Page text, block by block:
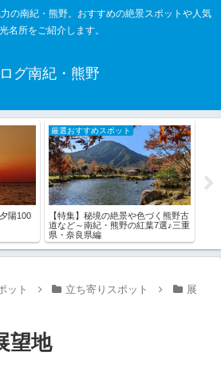
の南紀・熊野。おすすめの絶景スポットや人気
名所をご紹介します。
グ南紀・熊野
陽100
厳選おすすめスポット
【特集】秘境の絶景や色づく熊野古
道など～南紀・熊野の紅葉7選♪三重
県・奈良県編
ット 立ち寄りスポット
展
望地